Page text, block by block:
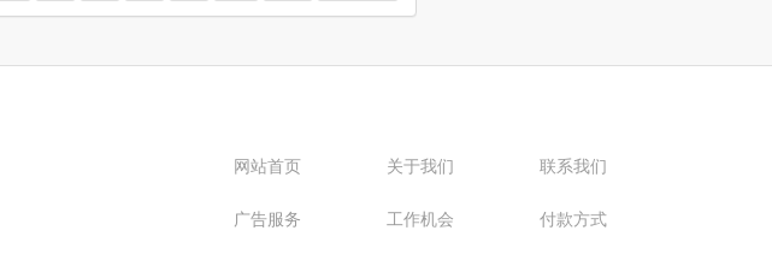
网站首页 关于我们 联系我们
广告服务 工作机会 付款方式